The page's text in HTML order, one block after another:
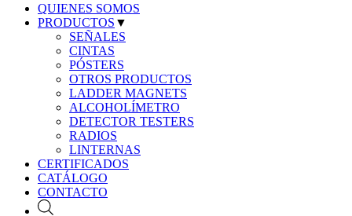
QUIENES SOMOS
PRODUCTOS ▼
SEÑALES
CINTAS
PÓSTERS
OTROS PRODUCTOS
LADDER MAGNETS
ALCOHOLÍMETRO
DETECTOR TESTERS
RADIOS
LINTERNAS
CERTIFICADOS
CATÁLOGO
CONTACTO